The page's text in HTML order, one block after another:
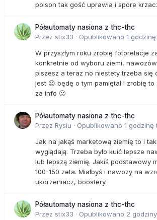
poison tak gość uprawia i spore
Półautomaty nasiona z thc-thc
Przez stix33 · Opublikowano 1
W przyszłym roku zrobię fotorelacje
konkretnie od wyboru ziemi,
piszesz a teraz no niestety trzeba się
jest 😉 będę o tym pamiętał i zrobię
za info 🙂
Półautomaty nasiona z thc-thc
Przez Rysiu · Opublikowano 1 godzinę
Jak na jakąś marketową ziemię to i
wyglądają. Trzeba było kuić lepsze
lub lepszą ziemię. Jakiś podstawowy
100-150 zeta. Miałbyś i nawozy na
ukorzeniacz, boostery.
Półautomaty nasiona z thc-thc
Przez stix33 · Opublikowano 2